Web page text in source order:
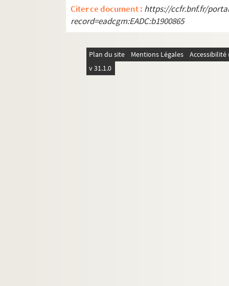
Citer ce document : https://ccfr.bnf.fr/
record=eadcgm:EADC:b1900865
Plan du site Mentions Légales
v 31.1.0